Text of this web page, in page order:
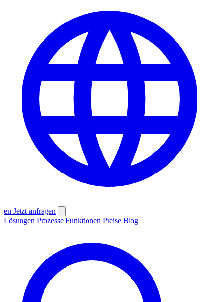
en Jetzt anfragen
Lösungen Prozesse Funktionen Preise Blog